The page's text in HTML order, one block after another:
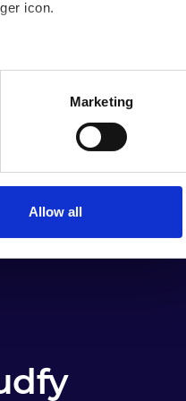
icon.
meters
functioning of the
the internet
Marketing
Allow all
systeem de bestaande
en derde integratie